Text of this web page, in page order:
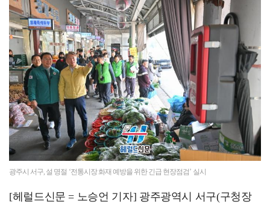
함께 만드는 지역의 힘, 주민세
고창군, 2026 꿈잡(job)자 진로직업 체험 프로그…
광주시 서구, 설 명절 ‘전통시장 화재 예방을 위한 긴급 현장점검’ 실시
[헤럴드신문 = 노승언 기자] 광주광역시 서구(구청장